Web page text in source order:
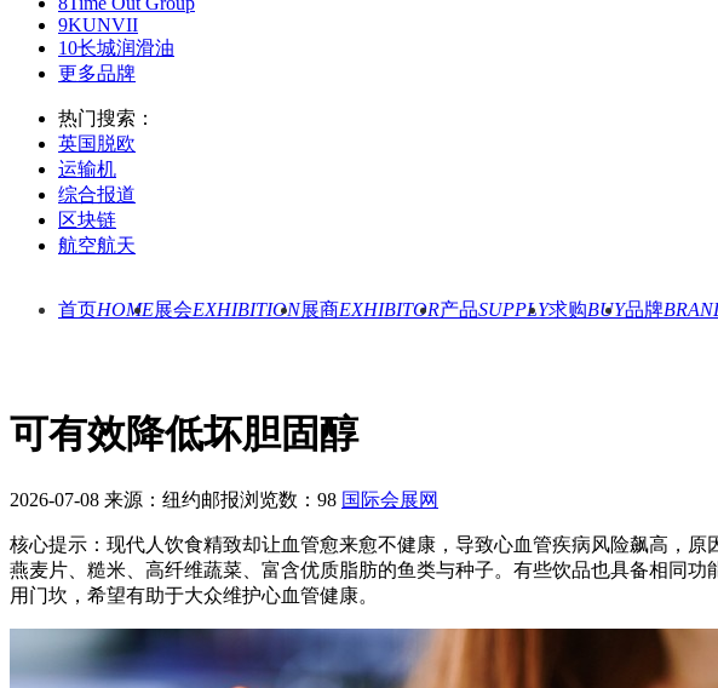
9KUNVII
10长城润滑油
更多品牌
热门搜索：
英国脱欧
运输机
综合报道
区块链
航空航天
首页HOME展会EXHIBITION展商EXHIBITOR产品SUPPLY求购BUY品牌
可有效降低坏胆固醇
2026-07-08 来源：纽约邮报浏览数：98 国际会展网
核心提示：现代人饮食精致却让血管愈来愈不健康，导致心血管疾病风险飙高，
燕麦片、糙米、高纤维蔬菜、富含优质脂肪的鱼类与种子。有些饮品也具备相同
用门坎，希望有助于大众维护心血管健康。